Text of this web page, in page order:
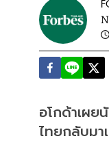
อโกด้าเผย
ไทยกลับม